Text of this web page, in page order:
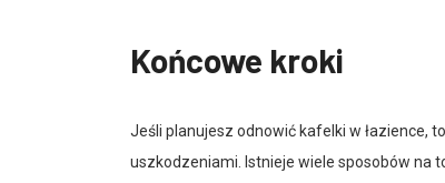
Końcowe kroki
Jeśli planujesz odnowić kafelki w łazience,
uszkodzeniami. Istnieje wiele sposobów na